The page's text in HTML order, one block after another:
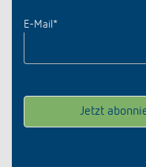
E-Mail *